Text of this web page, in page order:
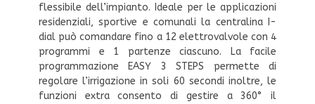
flessibile dell’impianto. Ideale per le applicazioni
residenziali, sportive e comunali la centralina I-
dial può comandare fino a 12 elettrovalvole con 4
programmi e 1 partenze ciascuno. La facile
programmazione EASY 3 STEPS permette di
regolare l’irrigazione in soli 60 secondi inoltre, le
funzioni extra consento di gestire a 360° il